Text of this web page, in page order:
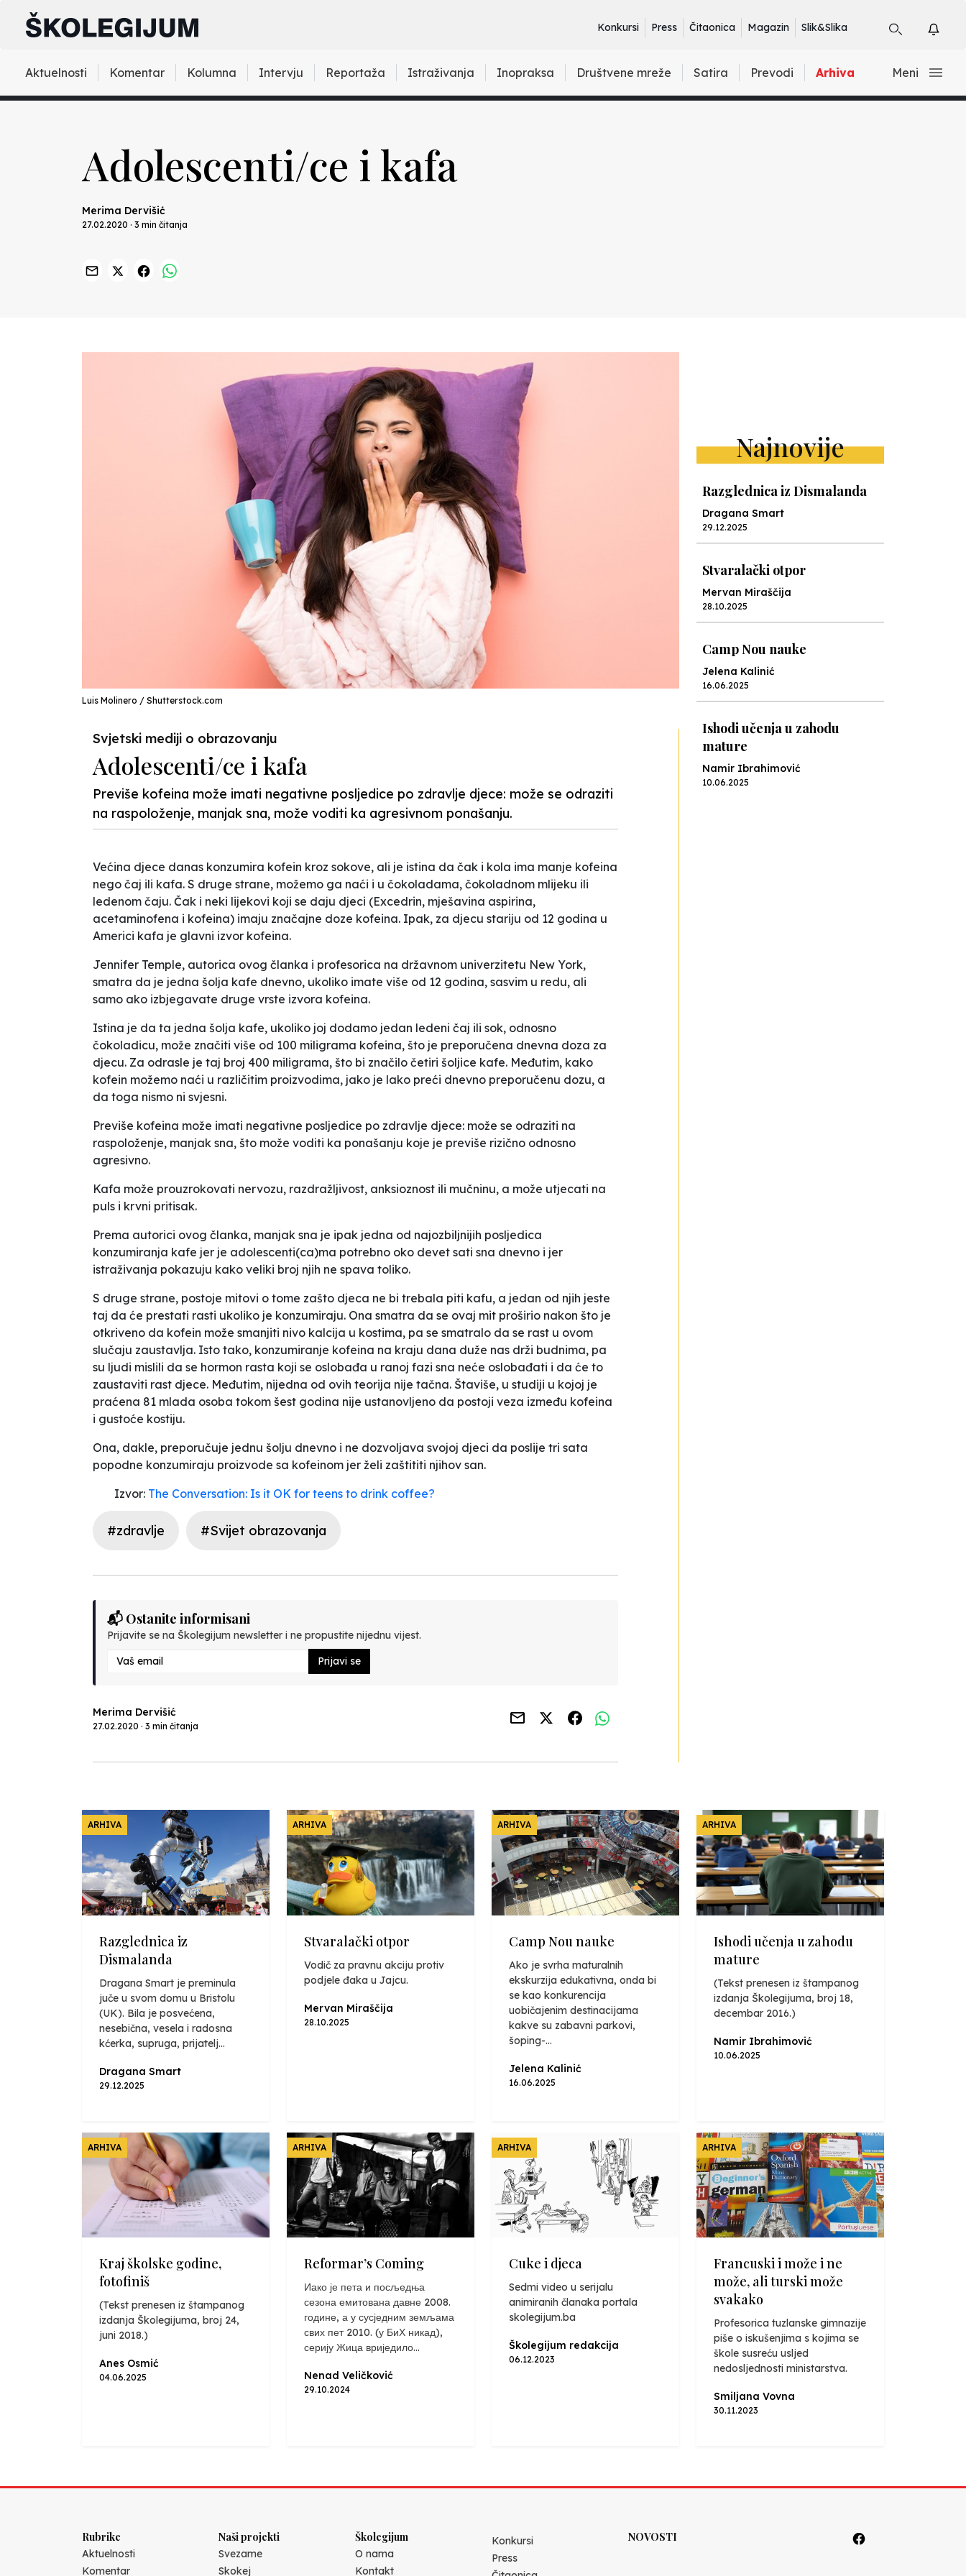
Konkursi Press Čitaonica Magazin Slik&Slika
Aktuelnosti Komentar Kolumna Intervju Reportaža Istraživanja Inopraksa Društvene mreže Satira Prevodi Arhiva Meni
Adolescenti/ce i kafa
Merima Dervišić
27.02.2020 · 3 min čitanja
Luis Molinero / Shutterstock.com
Svjetski mediji o obrazovanju
Adolescenti/ce i kafa
Previše kofeina može imati negativne posljedice po zdravlje djece: može se odraziti
na raspoloženje, manjak sna, može voditi ka agresivnom ponašanju.
Većina djece danas konzumira kofein kroz sokove, ali je istina da čak i kola ima manje kofeina
nego čaj ili kafa. S druge strane, možemo ga naći i u čokoladama, čokoladnom mlijeku ili
ledenom čaju. Čak i neki lijekovi koji se daju djeci (Excedrin, mješavina aspirina,
acetaminofena i kofeina) imaju značajne doze kofeina. Ipak, za djecu stariju od 12 godina u
Americi kafa je glavni izvor kofeina.
Jennifer Temple, autorica ovog članka i profesorica na državnom univerzitetu New York,
smatra da je jedna šolja kafe dnevno, ukoliko imate više od 12 godina, sasvim u redu, ali
samo ako izbjegavate druge vrste izvora kofeina.
Istina je da ta jedna šolja kafe, ukoliko joj dodamo jedan ledeni čaj ili sok, odnosno
čokoladicu, može značiti više od 100 miligrama kofeina, što je preporučena dnevna doza za
djecu. Za odrasle je taj broj 400 miligrama, što bi značilo četiri šoljice kafe. Međutim, kako
kofein možemo naći u različitim proizvodima, jako je lako preći dnevno preporučenu dozu, a
da toga nismo ni svjesni.
Previše kofeina može imati negativne posljedice po zdravlje djece: može se odraziti na
raspoloženje, manjak sna, što može voditi ka ponašanju koje je previše rizično odnosno
agresivno.
Kafa može prouzrokovati nervozu, razdražljivost, anksioznost ili mučninu, a može utjecati na
puls i krvni pritisak.
Prema autorici ovog članka, manjak sna je ipak jedna od najozbiljnijih posljedica
konzumiranja kafe jer je adolescenti(ca)ma potrebno oko devet sati sna dnevno i jer
istraživanja pokazuju kako veliki broj njih ne spava toliko.
S druge strane, postoje mitovi o tome zašto djeca ne bi trebala piti kafu, a jedan od njih jeste
taj da će prestati rasti ukoliko je konzumiraju. Ona smatra da se ovaj mit proširio nakon što je
otkriveno da kofein može smanjiti nivo kalcija u kostima, pa se smatralo da se rast u ovom
slučaju zaustavlja. Isto tako, konzumiranje kofeina na kraju dana duže nas drži budnima, pa
su ljudi mislili da se hormon rasta koji se oslobađa u ranoj fazi sna neće oslobađati i da će to
zaustaviti rast djece. Međutim, nijedna od ovih teorija nije tačna. Štaviše, u studiji u kojoj je
praćena 81 mlada osoba tokom šest godina nije ustanovljeno da postoji veza između kofeina
i gustoće kostiju.
Ona, dakle, preporučuje jednu šolju dnevno i ne dozvoljava svojoj djeci da poslije tri sata
popodne konzumiraju proizvode sa kofeinom jer želi zaštititi njihov san.
Izvor: The Conversation: Is it OK for teens to drink coffee?
#zdravlje #Svijet obrazovanja
📬 Ostanite informisani
Prijavite se na Školegijum newsletter i ne propustite nijednu vijest.
Prijavi se
Merima Dervišić
27.02.2020 · 3 min čitanja
Najnovije
Razglednica iz Dismalanda
Dragana Smart
29.12.2025
Stvaralački otpor
Mervan Miraščija
28.10.2025
Camp Nou nauke
Jelena Kalinić
16.06.2025
Ishodi učenja u zahodu
mature
Namir Ibrahimović
10.06.2025
ARHIVA
Razglednica iz
Dismalanda
Dragana Smart je preminula
juče u svom domu u Bristolu
(UK). Bila je posvećena,
nesebična, vesela i radosna
kćerka, supruga, prijatelj...
Dragana Smart
29.12.2025
ARHIVA
Stvaralački otpor
Vodič za pravnu akciju protiv
podjele đaka u Jajcu.
Mervan Miraščija
28.10.2025
ARHIVA
Camp Nou nauke
Ako je svrha maturalnih
ekskurzija edukativna, onda bi
se kao konkurencija
uobičajenim destinacijama
kakve su zabavni parkovi,
šoping-...
Jelena Kalinić
16.06.2025
ARHIVA
Ishodi učenja u zahodu
mature
(Tekst prenesen iz štampanog
izdanja Školegijuma, broj 18,
decembar 2016.)
Namir Ibrahimović
10.06.2025
ARHIVA
Kraj školske godine,
fotofiniš
(Tekst prenesen iz štampanog
izdanja Školegijuma, broj 24,
juni 2018.)
Anes Osmić
04.06.2025
ARHIVA
Reformar’s Coming
Иако је пета и посљедња
сезона емитована давне 2008.
године, а у сусједним земљама
свих пет 2010. (у БиХ никад),
серију Жица вриједило...
Nenad Veličković
29.10.2024
ARHIVA
Cuke i djeca
Sedmi video u serijalu
animiranih članaka portala
skolegijum.ba
Školegijum redakcija
06.12.2023
ARHIVA
Francuski i može i ne
može, ali turski može
svakako
Profesorica tuzlanske gimnazije
piše o iskušenjima s kojima se
škole susreću usljed
nedosljednosti ministarstva.
Smiljana Vovna
30.11.2023
Rubrike
Aktuelnosti
Komentar
Naši projekti
Svezame
Skokej
Školegijum
O nama
Kontakt
Konkursi
Press
NOVOSTI